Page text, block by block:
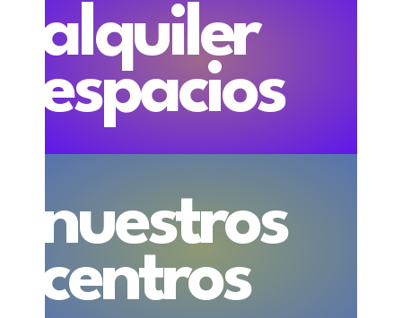
alquiler
espacios
nuestros
centros